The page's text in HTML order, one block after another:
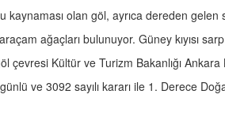
kaynaması olan göl, ayrıca dereden
ağaçları bulunuyor. Güney kıyısı
çevresi Kültür ve Turizm Bakanlığı Ankara
ve 3092 sayılı kararı ile 1. Derece